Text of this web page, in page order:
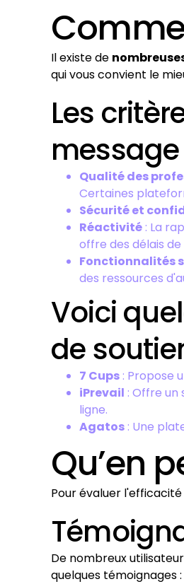
Il existe de
qui vous convient le
Les
Qualité des
Certaines
Sécurité et
Réactivité : La
offre des délais
Fonctionnalités
des ressources
Voici
de
7 Cups : Propose
iPrevail : Offre
ligne.
Agatos : Une
Qu’en
Pour évaluer
De nombreux
quelques témoignages :